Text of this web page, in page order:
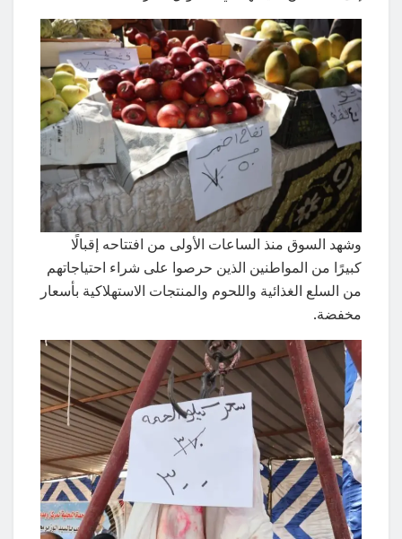
وشهد السوق منذ الساعات الأولى من افتتاحه إقبالًا
كبيرًا من المواطنين الذين حرصوا على شراء احتياجاتهم
من السلع الغذائية واللحوم والمنتجات الاستهلاكية بأسعار
مخفضة.